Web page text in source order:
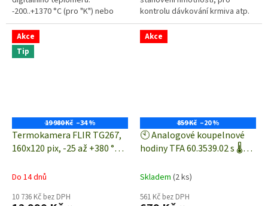
-200..+1370 °C (pro "K") nebo
-210..+1100°C (pro "J")
kontrolu dávkování krmiva atp.
Akce
Tip
19 980 Kč –34 %
Termokamera FLIR TG267,
160x120 pix, -25 až +380 °C,
Do 14 dnů
10 736 Kč bez DPH
Akce
859 Kč –20 %
🕙 Analogové koupelnové
hodiny TFA 60.3539.02 s 🌡️
54 mm - hodiny do koupelny
Skladem (2 ks)
561 Kč bez DPH